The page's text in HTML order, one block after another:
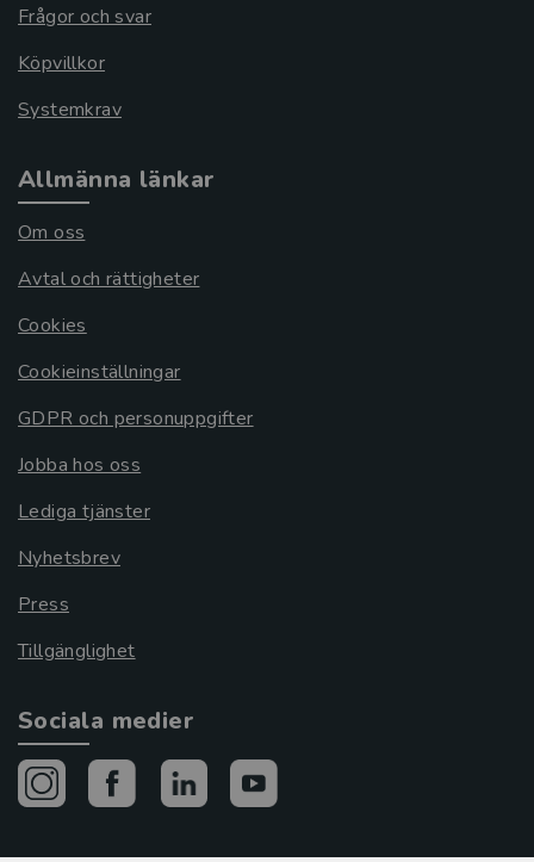
Frågor och svar
Köpvillkor
Systemkrav
Allmänna länkar
Om oss
Avtal och rättigheter
Cookies
Cookieinställningar
GDPR och personuppgifter
Jobba hos oss
Lediga tjänster
Nyhetsbrev
Press
Tillgänglighet
Sociala medier